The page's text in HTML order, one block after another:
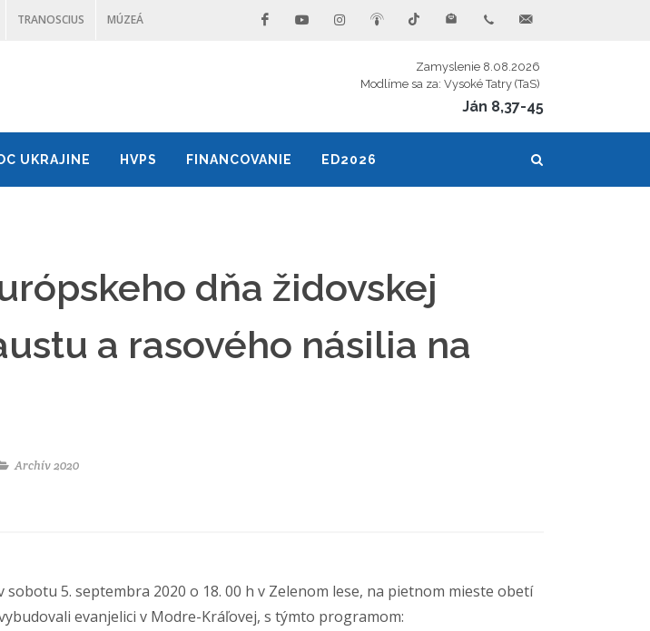
TRANOSCIUS MÚZEÁ
Zamyslenie 8.08.2026
Modlíme sa za: Vysoké Tatry (TaS)
Ján 8,37-45
UKRAJINE HVPS FINANCOVANIE ED2026
dňa židovskej
a rasového násilia na
Archív 2020
sobotu 5. septembra 2020 o 18. 00 h v Zelenom lese, na pietnom mieste obetí
evanjelici v Modre-Kráľovej, s týmto programom: